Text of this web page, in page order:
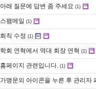
아래 질문에 답변 좀 주세요 (1)
스팸메일 (1)
회칙 수정 (1)
학회 연혁에서 역대 회장 연혁 (1)
홈페이지 관련입니다. (1)
가맹문의 아이콘을 누른 후 관리자